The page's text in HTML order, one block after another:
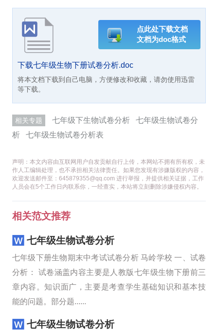
下载七年级生物下册试卷分析.doc
将本文档下载到自己电脑，方便修改和收藏，请勿使用迅雷
等下载。
点此处下载文档
文档为doc格式
相关专题 七年级下生物试卷分析
七年级生物试卷分
析
七年级生物试卷分析表
声明：本文内容由互联网用户自发贡献自行上传，本网站不拥有所有权，未
作人工编辑处理，也不承担相关法律责任。如果您发现有涉嫌版权的内容，
欢迎发送邮件至：645879355@qq.com 进行举报，并提供相关证据，工作
人员会在5个工作日内联系你，一经查实，本站将立刻删除涉嫌侵权内容。
相关范文推荐
七年级生物试卷分析
七年级下册生物期末中考试试卷分析 马岭学校 一、试卷
分析： 试卷涵盖内容主要是人教版七年级生物下册前三
章内容。知识面广，主要是考查学生基础知识和基本技
能的问题。部分题......
七年级生物试卷分析